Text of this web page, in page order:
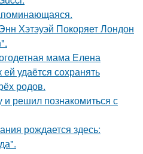
Хэтэуэй Покоряет Лондон
мама Елена
удаётся сохранять
родов.
и решил познакомиться с
рождается здесь: